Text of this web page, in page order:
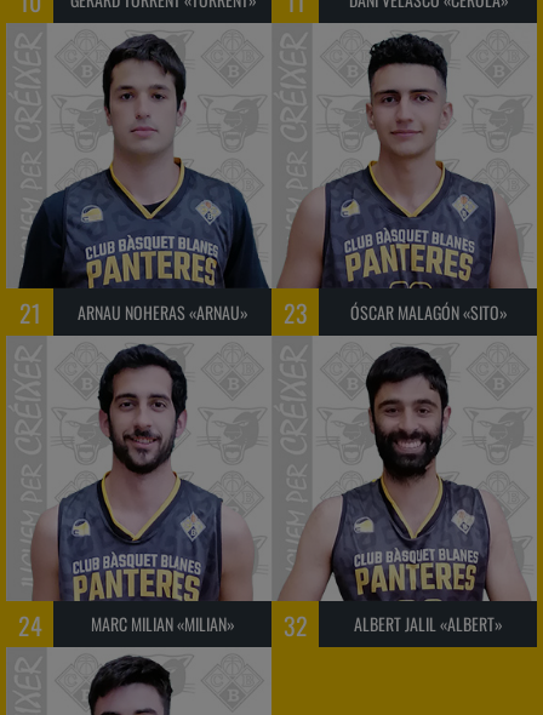
21 ARNAU NOHERAS «ARNAU» 23 ÓSCAR MALAGÓN «SITO»
24 MARC MILIAN «MILIAN» 32 ALBERT JALIL «ALBERT»